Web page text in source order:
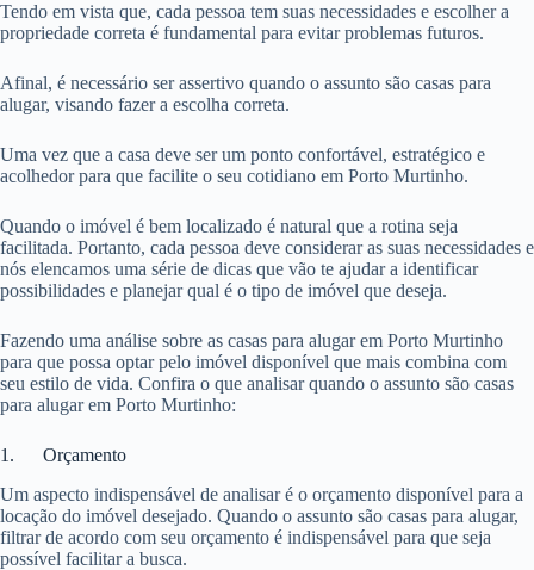
Tendo em vista que, cada pessoa tem suas necessidades e escolher a
propriedade correta é fundamental para evitar problemas futuros.
Afinal, é necessário ser assertivo quando o assunto são casas para
alugar, visando fazer a escolha correta.
Uma vez que a casa deve ser um ponto confortável, estratégico e
acolhedor para que facilite o seu cotidiano em Porto Murtinho.
Quando o imóvel é bem localizado é natural que a rotina seja
facilitada. Portanto, cada pessoa deve considerar as suas necessidades e
nós elencamos uma série de dicas que vão te ajudar a identificar
possibilidades e planejar qual é o tipo de imóvel que deseja.
Fazendo uma análise sobre as casas para alugar em Porto Murtinho
para que possa optar pelo imóvel disponível que mais combina com
seu estilo de vida. Confira o que analisar quando o assunto são casas
para alugar em Porto Murtinho:
1. Orçamento
Um aspecto indispensável de analisar é o orçamento disponível para a
locação do imóvel desejado. Quando o assunto são casas para alugar,
filtrar de acordo com seu orçamento é indispensável para que seja
possível facilitar a busca.